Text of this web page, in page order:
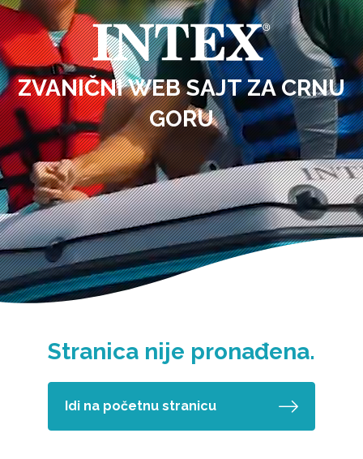
ZVANIČNI WEB SAJT ZA CRNU
GORU
Stranica nije pronađena.
Idi na početnu stranicu